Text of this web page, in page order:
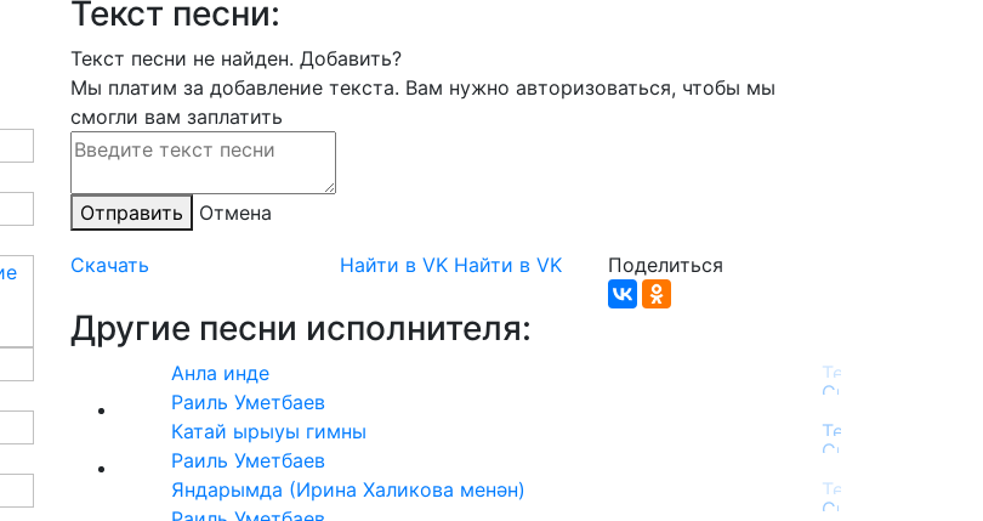
Текст песни:
Текст песни не найден. Добавить?
Мы платим за добавление текста. Вам нужно авторизоваться, чтобы мы
смогли вам заплатить
Отправить Отмена
Скачать Найти в VK Найти в VK Поделиться
Другие песни исполнителя:
Анла инде
Раиль Уметбаев
Катай ырыуы гимны
Раиль Уметбаев
Яндарымда (Ирина Халикова менән)